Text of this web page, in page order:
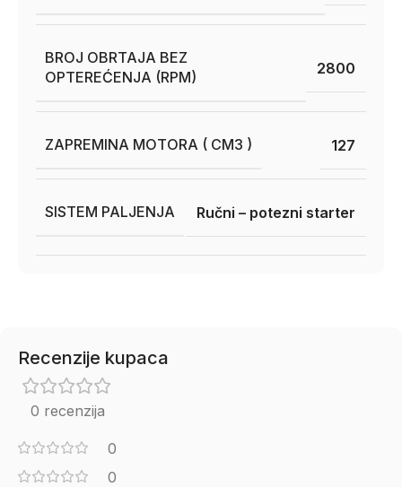
BROJ OBRTAJA BEZ
OPTEREĆENJA (RPM)
2800
ZAPREMINA MOTORA ( CM3 ) 127
SISTEM PALJENJA Ručni – potezni starter
Recenzije kupaca
0 recenzija
0
0